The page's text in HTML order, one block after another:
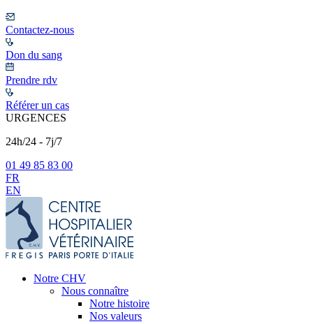
Contactez-nous
Don du sang
Prendre rdv
Référer un cas
URGENCES
24h/24 - 7j/7
01 49 85 83 00
FR
EN
Notre CHV
Nous connaître
Notre histoire
Nos valeurs